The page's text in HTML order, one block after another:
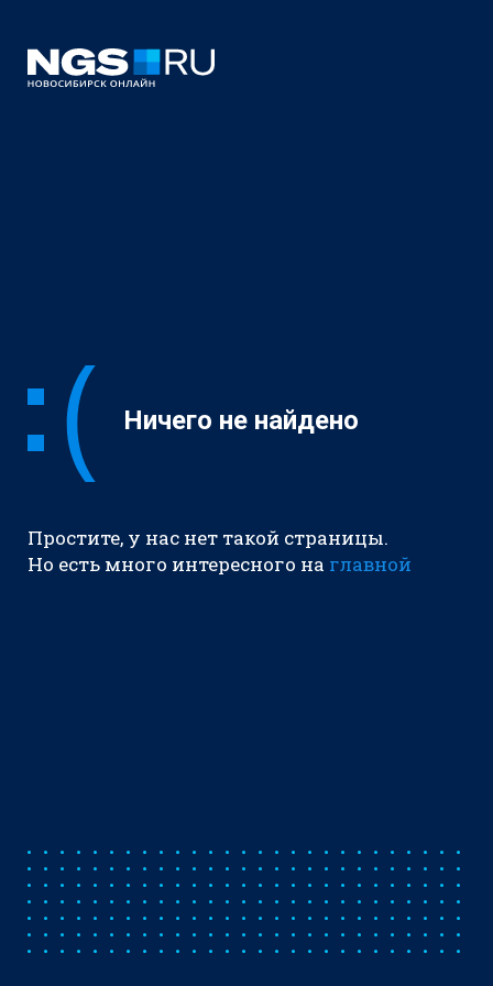
Ничего не найдено
Простите, у нас нет такой страницы.
Но есть много интересного на главной